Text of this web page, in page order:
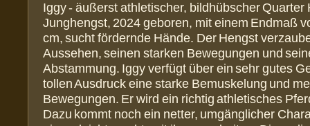
Iggy - äußerst athletischer, bildhübscher Quarter
Junghengst, 2024 geboren, mit einem Endmaß
cm, sucht fördernde Hände. Der Hengst
Aussehen, seinen starken Bewegungen und
Abstammung. Iggy verfügt über ein sehr gutes
tollen Ausdruck eine starke Bemuskelung und
Bewegungen. Er wird ein richtig athletisches
Dazu kommt noch ein netter, umgänglicher